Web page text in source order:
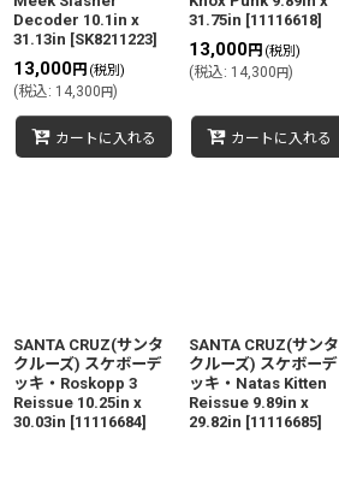
Decoder 10.1in x
31.13in [SK8211223]
13,000円 (税別)
(税込: 14,300円)
カートに入れる
31.75in [11116618]
13,000円 (税別)
(税込: 14,300円)
カートに入れる
SANTA CRUZ(サンタ
クルーズ) スケボーデ
ッキ・Roskopp 3
Reissue 10.25in x
30.03in [11116684]
SANTA CRUZ(サンタ
クルーズ) スケボーデ
ッキ・Natas Kitten
Reissue 9.89in x
29.82in [11116685]